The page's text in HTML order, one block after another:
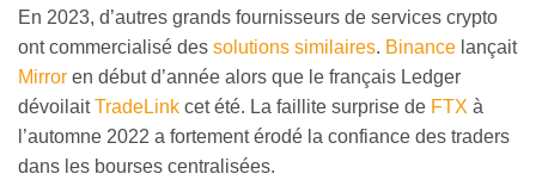
En 2023, d’autres grands fournisseurs de services crypto
ont commercialisé des solutions similaires. Binance lançait
Mirror en début d’année alors que le français Ledger
dévoilaitTradeLink cet été. La faillite surprise de FTX à
l’automne 2022 a fortement érodé la confiance des traders
dans les bourses centralisées.